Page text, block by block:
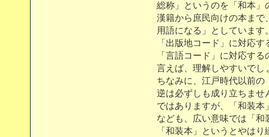
総称」というのを「和本」
漢籍から庶民向けの本まで
用語になる」としていま
「出版地コード」に対応
「言語コード」に対応す
言えば、理解しやすいでし
ちなみに、江戸時代以前
逆は必ずしも成り立ちませ
ではありますが、「和装
なども、広い意味では「
「和装本」というとやは